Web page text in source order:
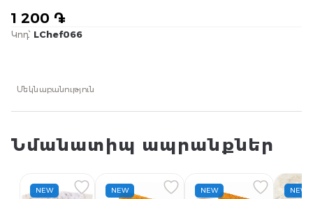
1 200 ֏
Կոդ՝ LChef066
Մեկնաբանություն
Նմանատիպ ապրանքներ
NEW NEW NEW NEW